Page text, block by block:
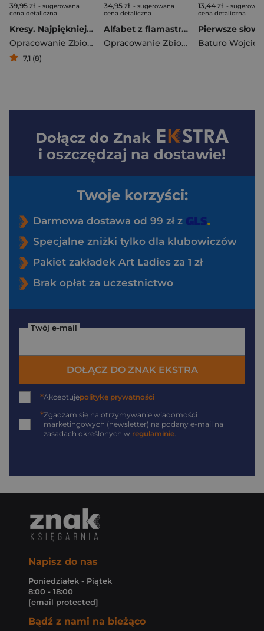
39,95 zł - sugerowana
cena detaliczna
Kresy. Najpiękniejsze miejsca
Opracowanie Zbiorowe
7,1 (8)
34,95 zł - sugerowana
cena detaliczna
Alfabet z flamastrem
Opracowanie Zbiorowe
13,44 zł -
cena detaliczna
Baturo
Dołącz do Znak
i oszczędzaj na dostawie!
Twoje korzyści:
Darmowa dostawa od 99 zł z
Specjalne zniżki tylko dla klubowiczów
Pakiet zakładek Art Ladies za 1 zł
Brak opłat za uczestnictwo
Twój e-mail
DOŁĄCZ DO ZNAK EKSTRA
*Akceptujępolitykę prywatności
*Zgadzam się na otrzymywanie wiadomości
marketingowych (newsletter) na podany e-mail na
zasadach określonych w regulaminie
Napisz do nas
Poniedziałek - Piątek
8:00 - 18:00
[email protected]
Bądź z nami na bieżąco